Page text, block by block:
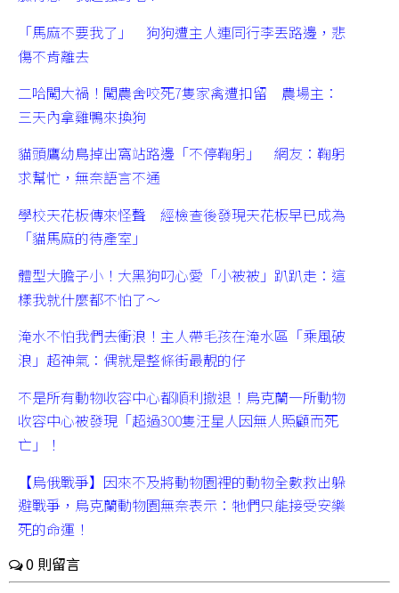
「馬麻不要我了」 狗狗遭主人連同行李丟路邊，悲
傷不肯離去
二哈闖大禍！闖農舍咬死7隻家禽遭扣留 農場主：
三天內拿雞鴨來換狗
貓頭鷹幼鳥掉出窩站路邊「不停鞠躬」 網友：鞠躬
求幫忙，無奈語言不通
學校天花板傳來怪聲 經檢查後發現天花板早已成為
「貓馬麻的待產室」
體型大膽子小！大黑狗叼心愛「小被被」趴趴走：這
樣我就什麼都不怕了～
淹水不怕我們去衝浪！主人帶毛孩在淹水區「乘風破
浪」超神氣：偶就是整條街最靚的仔
不是所有動物收容中心都順利撤退！烏克蘭一所動物
收容中心被發現「超過300隻汪星人因無人照顧而死
亡」！
【烏俄戰爭】因來不及將動物園裡的動物全數救出躲
避戰爭，烏克蘭動物園無奈表示：牠們只能接受安樂
死的命運！